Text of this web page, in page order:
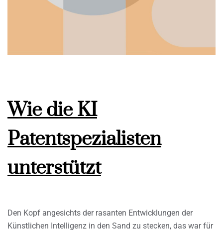
Wie die KI
Patentspezialisten
unterstützt
Den Kopf angesichts der rasanten Entwicklungen der
Künstlichen Intelligenz in den Sand zu stecken, das war für